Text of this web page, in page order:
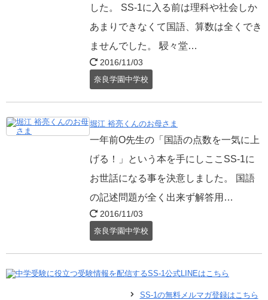
した。 SS-1に入る前は理科や社会しか
あまりできなくて国語、算数は全くでき
ませんでした。 駸々堂…
2016/11/03
奈良学園中学校
堀江 裕亮くんのお母さま
一年前O先生の「国語の点数を一気に上
げる！」という本を手にしここSS-1に
お世話になる事を決意しました。 国語
の記述問題が全く出来ず解答用…
2016/11/03
奈良学園中学校
SS-1の無料メルマガ登録はこちら